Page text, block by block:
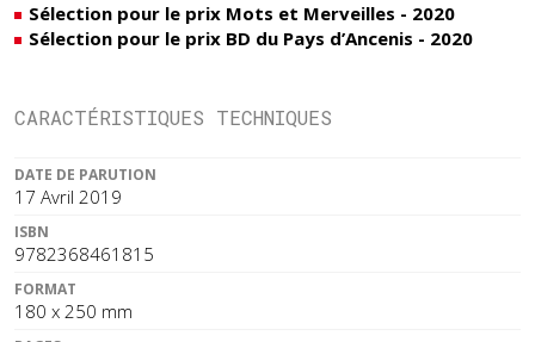
Sélection pour le prix Mots et Merveilles - 2020
Sélection pour le prix BD du Pays d’Ancenis - 2020
CARACTÉRISTIQUES TECHNIQUES
DATE DE PARUTION
17 Avril 2019
ISBN
9782368461815
FORMAT
180 x 250 mm